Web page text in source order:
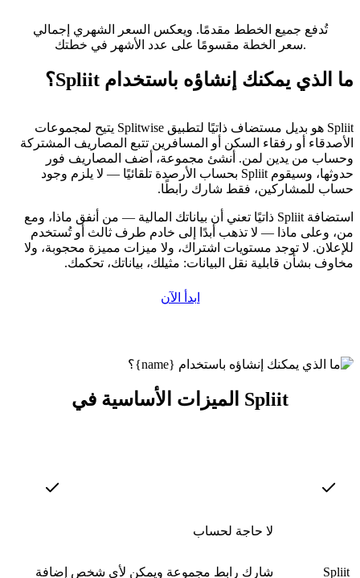
تُدفع جميع الخطط مقدمًا. ويعكس السعر الشهري إجمالي
سعر الخطة مقسومًا على عدد الأشهر في خطتك.
ما الذي يمكنك إنشاؤه باستخدام Spliit؟
Spliit هو بديل مستضاف ذاتيًا لتطبيق Splitwise يتيح لمجموعات
الأصدقاء أو رفقاء السكن أو المسافرين تتبع المصاريف المشتركة
وحساب من يدين لمن. أنشئ مجموعة، أضف المصاريف فور
حدوثها، وسيقوم Spliit بحساب الأرصدة تلقائيًا — لا يلزم وجود
حساب للمشاركين، فقط شارك رابطًا.
استضافة Spliit ذاتيًا تعني أن بياناتك المالية — من أنفق ماذا، ومع
من، وعلى ماذا — لا تذهب أبدًا إلى خادم طرف ثالث أو تُستخدم
للإعلان. لا توجد مستويات اشتراك، ولا ميزات مميزة محجوبة، ولا
مخاوف بشأن قابلية نقل البيانات: مثيلك، بياناتك، تحكمك.
ابدأ الآن
الميزات الأساسية في Spliit
لا حاجة لحساب
شارك رابط مجموعة ويمكن لأي شخص إضافة Spliit يحسب من يدين لمن بعد كل مصروف،